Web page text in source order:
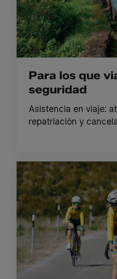
Para los que
seguridad
Asistencia en viaje:
repatriación y